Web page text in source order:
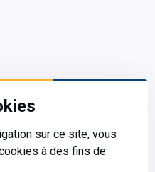
sur ce site, vous
à des fins de